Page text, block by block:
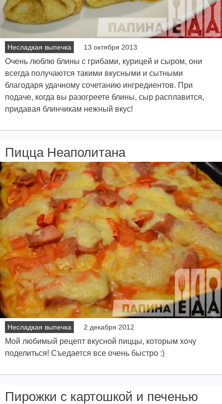
Несладкая выпечка 13 октября 2013
Очень люблю блины с грибами, курицей и сыром, они
всегда получаются такими вкусными и сытными
благодаря удачному сочетанию ингредиентов. При
подаче, когда вы разогреете блины, сыр расплавится,
придавая блинчикам нежный вкус!
Пицца Неаполитана
Несладкая выпечка 2 декабря 2012
Мой любимый рецепт вкусной пиццы, которым хочу
поделиться! Съедается все очень быстро :)
Пирожки с картошкой и печенью